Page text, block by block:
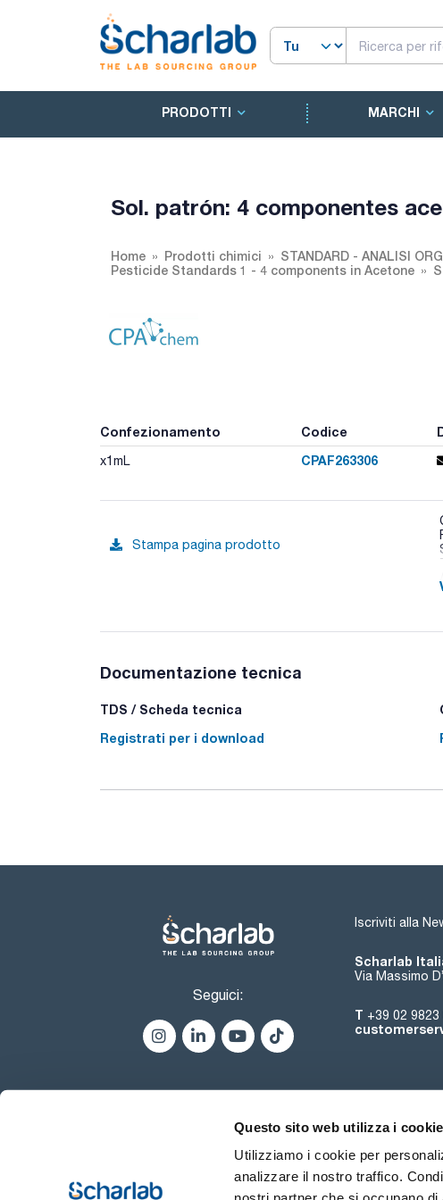
Questo sito web utilizza i cookie
Utilizziamo i cookie per
analizzare il nostro traffico.
PRODOTTI MARCHI
Sol. patrón: 4 componentes
Home Prodotti chimici
STANDARD - ANALISI
Pesticide Standards 1 - 4 components in Acetone
Confezionamento Codice
x1mL CPAF263306
Stampa pagina prodotto
Documentazione tecnica
TDS / Scheda tecnica
Registrati per i download
Seguici:
Iscriviti alla
Scharlab
Via Massimo
T +39 02 9823